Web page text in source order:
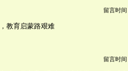
留言时间
教育启蒙路艰难
留言时间